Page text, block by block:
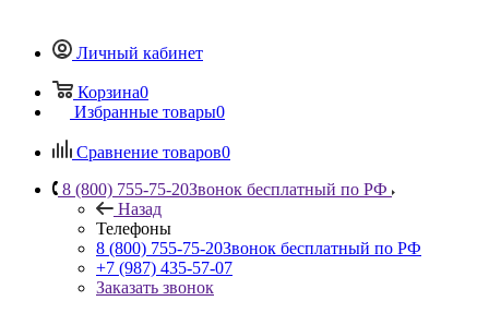
Личный кабинет
Корзина0
Избранные товары0
Сравнение товаров0
8 (800) 755-75-20Звонок бесплатный по РФ
Назад
Телефоны
8 (800) 755-75-20Звонок бесплатный по РФ
+7 (987) 435-57-07
Заказать звонок